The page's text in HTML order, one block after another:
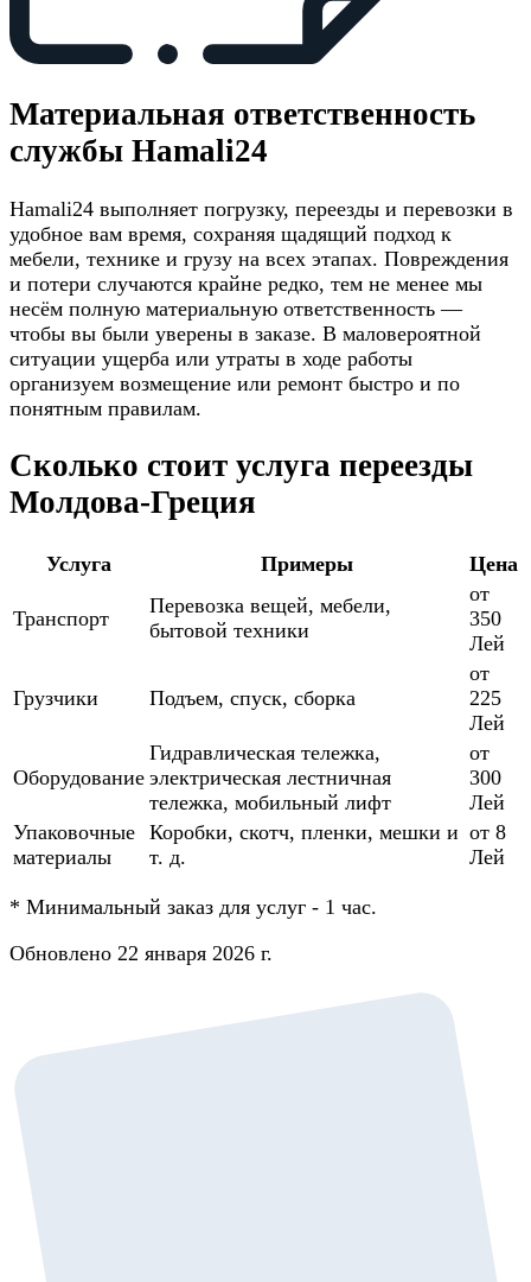
Материальная ответственность
службы Hamali24
Hamali24 выполняет погрузку, переезды и перевозки в
удобное вам время, сохраняя щадящий подход к
мебели, технике и грузу на всех этапах. Повреждения
и потери случаются крайне редко, тем не менее мы
несём полную материальную ответственность —
чтобы вы были уверены в заказе. В маловероятной
ситуации ущерба или утраты в ходе работы
организуем возмещение или ремонт быстро и по
понятным правилам.
Сколько стоит услуга переезды
Молдова-Греция
Услуга Примеры Цена
Транспорт
Перевозка вещей, мебели,
бытовой техники
от
350
Лей
Грузчики Подъем, спуск, сборка
от
225
Лей
Оборудование
Гидравлическая тележка,
электрическая лестничная
тележка, мобильный лифт
от
300
Лей
Упаковочные
материалы
Коробки, скотч, пленки, мешки и
т. д.
от 8
Лей
* Минимальный заказ для услуг - 1 час.
Обновлено 22 января 2026 г.